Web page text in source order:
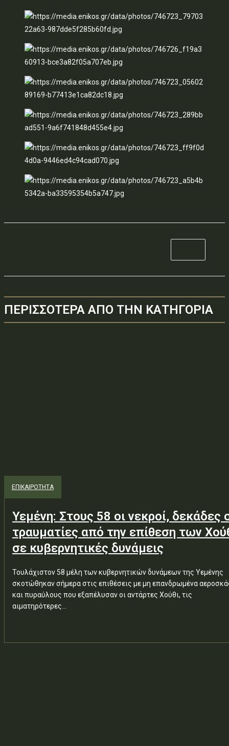
ΠΕΡΙΣΣΟΤΕΡΑ ΑΠΟ ΤΗΝ ΚΑΤΗΓΟΡΙΑ
ΕΠΙΚΑΙΡΟΤΗΤΑ
Υεμένη: Στους 58 οι νεκροί, δεκάδες
τραυματίες από την επίθεση των
σε κυβερνητικές δυνάμεις
Τουλάχιστον 58 μέλη των κυβερνητικών δυνάμεων της Υεμένης
σκοτώθηκαν σήμερα στις επιθέσεις με μη επανδρωμένα
και πυραύλους που εξαπέλυσαν οι αντάρτες Χούθι, τις
αιματηρότερες...